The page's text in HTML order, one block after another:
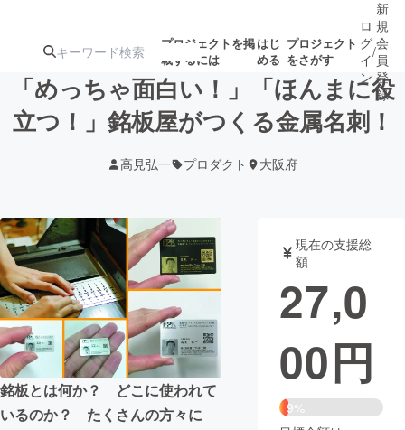
プロジェクトを掲
載するには
はじ
める
プロジェクト
をさがす
ターン
注目の新着プロ
ジェクト
募集終了が近いプ
ロジェクト
アート・写真 音楽
テクノロジー・ガジェット ゲーム・
映像・映画 書籍・雑誌
ビジネス・起業 チャレンジ
ロ
グ
イ
ン
/
新
規
会
員
登
録
「めっちゃ面白い！」「ほんまに役
立つ！」銘板屋がつくる金属名刺！
高見弘一 プロダクト 大阪府
銘板とは何か？ どこに使われて
いるのか？ たくさんの方々に
現在の支援総
額
27,0
00円
9%